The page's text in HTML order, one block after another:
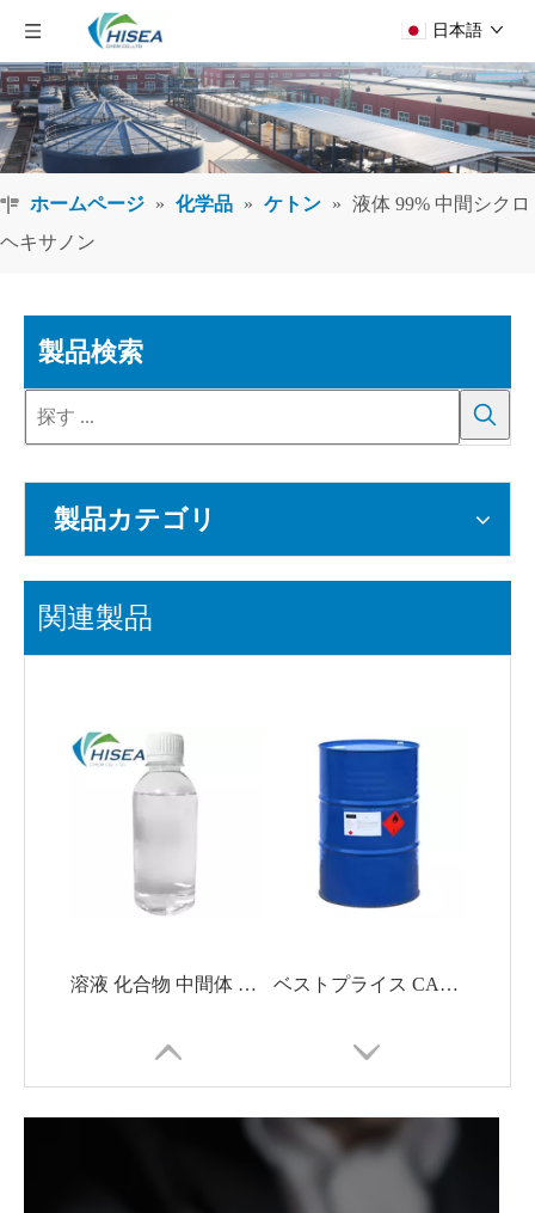
日本語
ホームページ » 化学品 » ケトン » 液体 99% 中間シクロ
ヘキサノン
製品検索
製品カテゴリ
関連製品
溶液 化合物 中間体 シクロヘキサノン ベストプライス CAS No. 108-94-1 シクロヘキサノン/Cyc 99%